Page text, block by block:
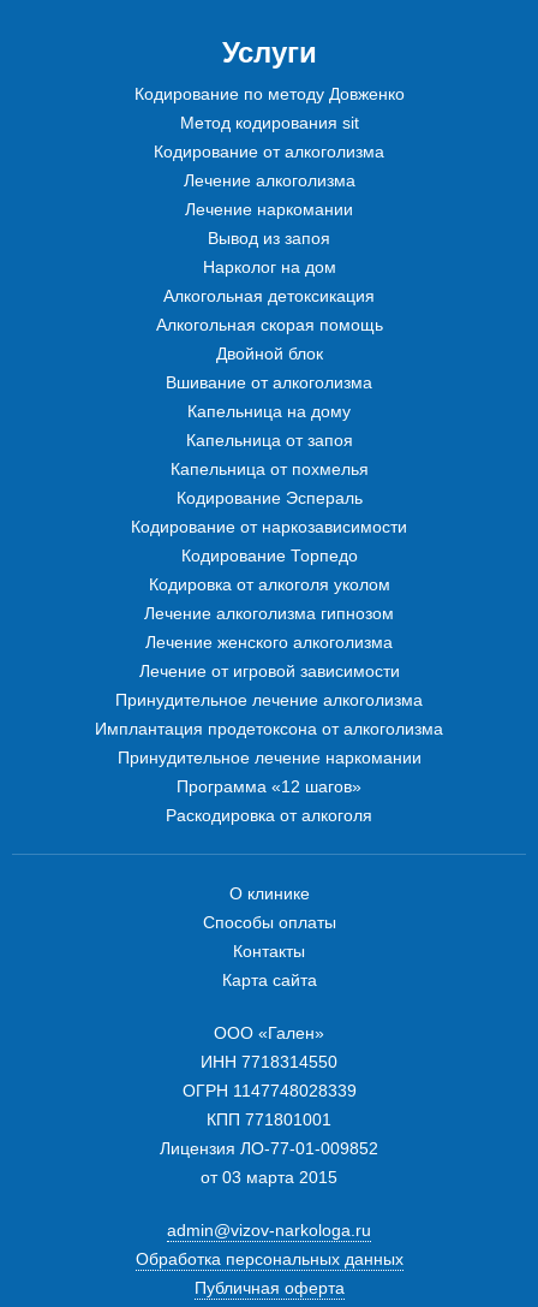
Услуги
Кодирование по методу Довженко
Метод кодирования sit
Кодирование от алкоголизма
Лечение алкоголизма
Лечение наркомании
Вывод из запоя
Нарколог на дом
Алкогольная детоксикация
Алкогольная скорая помощь
Двойной блок
Вшивание от алкоголизма
Капельница на дому
Капельница от запоя
Капельница от похмелья
Кодирование Эспераль
Кодирование от наркозависимости
Кодирование Торпедо
Кодировка от алкоголя уколом
Лечение алкоголизма гипнозом
Лечение женского алкоголизма
Лечение от игровой зависимости
Принудительное лечение алкоголизма
Имплантация продетоксона от алкоголизма
Принудительное лечение наркомании
Программа «12 шагов»
Раскодировка от алкоголя
О клинике
Способы оплаты
Контакты
Карта сайта
ООО «Гален»
ИНН 7718314550
ОГРН 1147748028339
КПП 771801001
Лицензия ЛО-77-01-009852
от 03 марта 2015
admin@vizov-narkologa.ru
Обработка персональных данных
Публичная оферта